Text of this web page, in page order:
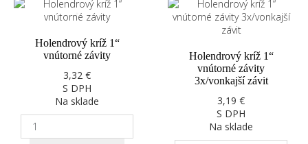
Holendrový kríž 1“
vnútorné závity
3,32 €
S DPH
Na sklade
Holendrový kríž 1“
vnútorné závity
3x/vonkajší závit
3,19 €
S DPH
Na sklade